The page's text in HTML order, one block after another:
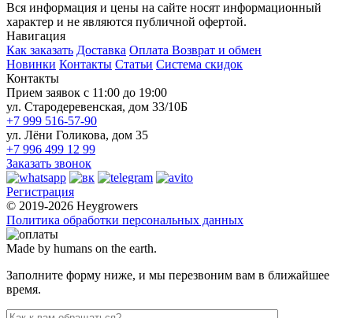
Вся информация и цены на сайте носят информационный
характер и не являются публичной офертой.
Навигация
Как заказать Доставка Оплата Возврат и обмен
Новинки Контакты Статьи Система скидок
Контакты
Прием заявок с 11:00 до 19:00
ул. Стародеревенская, дом 33/10Б
+7 999 516-57-90
ул. Лёни Голикова, дом 35
+7 996 499 12 99
Заказать звонок
Регистрация
© 2019-2026 Heygrowers
Политика обработки персональных данных
Made by humans on the earth.
Заполните форму ниже, и мы перезвоним вам в ближайшее
время.